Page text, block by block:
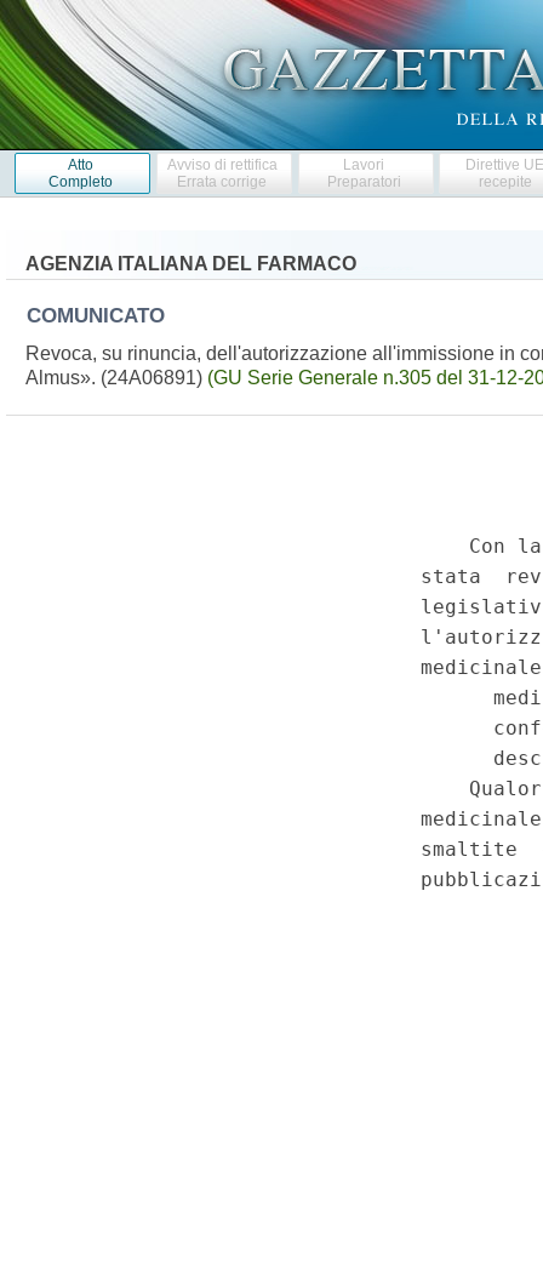
Atto
Completo
Avviso di rettifica
Errata corrige
Lavori
Preparatori
Direttive
recepite
AGENZIA ITALIANA DEL FARMACO
COMUNICATO
Revoca, su rinuncia, dell'autorizzazione all'immissione in
Almus». (24A06891) (GU Serie Generale n.305 del 31-12-